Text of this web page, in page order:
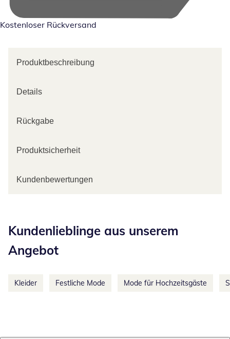
Kostenloser Rückversand
Produktbeschreibung
Details
Rückgabe
Produktsicherheit
Kundenbewertungen
Kundenlieblinge aus unserem
Angebot
Kleider Festliche Mode Mode für Hochzeitsgäste